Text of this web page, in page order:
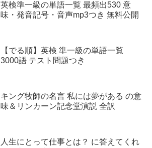
英検準一級の単語一覧 最頻出530 意
味・発音記号・音声mp3つき 無料公開
【でる順】英検 準一級の単語一覧
3000語 テスト問題つき
キング牧師の名言 私には夢がある の意
味＆リンカーン記念堂演説 全訳
人生にとって仕事とは？ に答えてくれ